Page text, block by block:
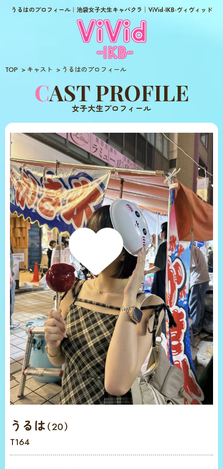
うるはのプロフィール｜池袋女子大生キャバクラ│ViVid-IKB-ヴィヴィッド
TOP キャスト うるはのプロフィール
CAST PROFILE
女子大生プロフィール
うるは（20）
T164